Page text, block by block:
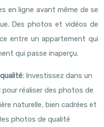
en ligne avant même de se
Des photos et vidéos de
entre un appartement qui
qui passe inaperçu.
Investissez dans un
réaliser des photos de
naturelle, bien cadrées et
photos de qualité